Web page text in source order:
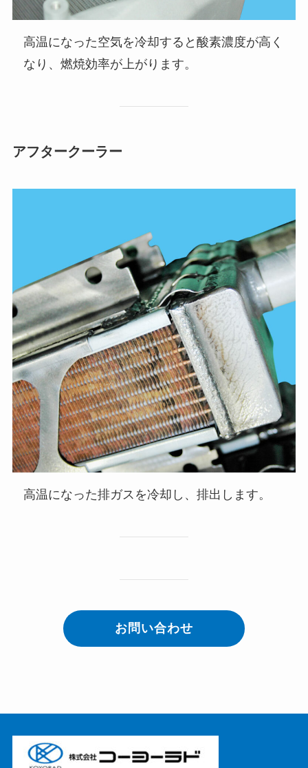
高温になった空気を冷却すると酸素濃度が高く
なり、燃焼効率が上がります。
アフタークーラー
高温になった排ガスを冷却し、排出します。
お問い合わせ